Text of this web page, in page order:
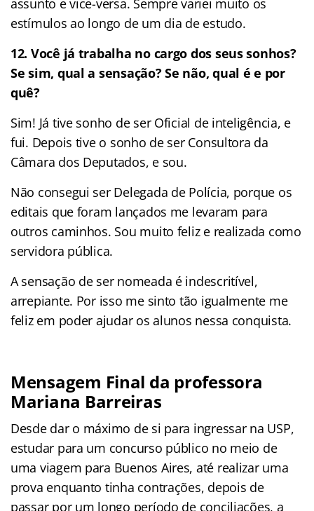
assunto e vice-versa. Sempre variei muito os
estímulos ao longo de um dia de estudo.
12. Você já trabalha no cargo dos seus sonhos?
Se sim, qual a sensação? Se não, qual é e por
quê?
Sim! Já tive sonho de ser Oficial de inteligência, e
fui. Depois tive o sonho de ser Consultora da
Câmara dos Deputados, e sou.
Não consegui ser Delegada de Polícia, porque os
editais que foram lançados me levaram para
outros caminhos. Sou muito feliz e realizada como
servidora pública.
A sensação de ser nomeada é indescritível,
arrepiante. Por isso me sinto tão igualmente me
feliz em poder ajudar os alunos nessa conquista.
Mensagem Final da professora
Mariana Barreiras
Desde dar o máximo de si para ingressar na USP,
estudar para um concurso público no meio de
uma viagem para Buenos Aires, até realizar uma
prova enquanto tinha contrações, depois de
passar por um longo período de conciliações, a